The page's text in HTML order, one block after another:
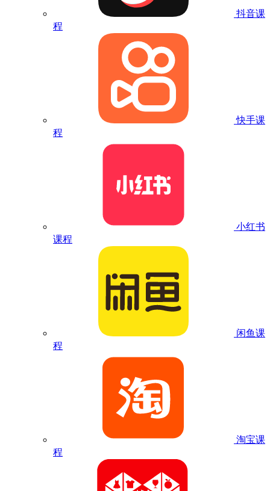
抖音课
程
快手课
程
小红书
课程
闲鱼课
程
淘宝课
程